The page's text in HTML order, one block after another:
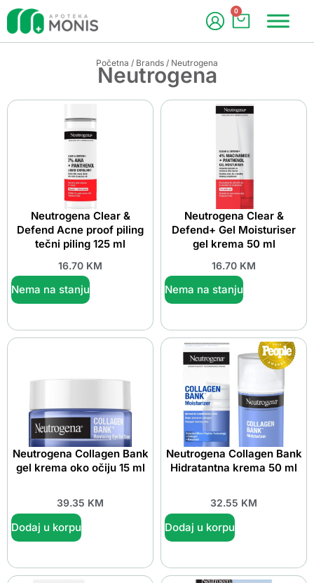
0
Početna / Brands / Neutrogena
Neutrogena
Neutrogena Clear &
Defend Acne proof piling
tečni piling 125 ml
16.70 KM
Nema na stanju
Neutrogena Clear &
Defend+ Gel Moisturiser
gel krema 50 ml
16.70 KM
Nema na stanju
Neutrogena Collagen Bank
gel krema oko očiju 15 ml
39.35 KM
Dodaj u korpu
Neutrogena Collagen Bank
Hidratantna krema 50 ml
32.55 KM
Dodaj u korpu